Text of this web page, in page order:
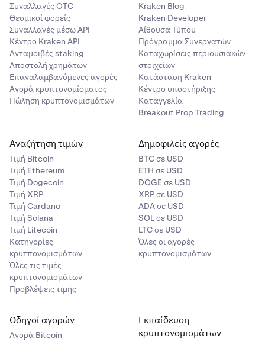
Συναλλαγές OTC
Θεσμικοί φορείς
Συναλλαγές μέσω API
Κέντρο Kraken API
Ανταμοιβές staking
Αποστολή χρημάτων
Επαναλαμβανόμενες αγορές
Αγορά κρυπτονομίσματος
Πώληση κρυπτονομισμάτων
Kraken Blog
Kraken Developer
Αίθουσα Τύπου
Πρόγραμμα Συνεργατών
Καταχωρίσεις περιουσιακών
στοιχείων
Κατάσταση Kraken
Κέντρο υποστήριξης
Καταγγελία
Breakout Prop Trading
Αναζήτηση τιμών
Τιμή Βitcoin
Τιμή Ethereum
Τιμή Dogecoin
Τιμή XRP
Τιμή Cardano
Τιμή Solana
Τιμή Litecoin
Κατηγορίες
κρυτπονομισμάτων
Όλες τις τιμές
κρυπτονομισμάτων
Προβλέψεις τιμής
Δημοφιλείς αγορές
BTC σε USD
ETH σε USD
DOGE σε USD
XRP σε USD
ADA σε USD
SOL σε USD
LTC σε USD
Όλες οι αγορές
κρυπτονομισμάτων
Οδηγοί αγορών
Αγορά Bitcoin
Εκπαίδευση
κρυπτονομισμάτων